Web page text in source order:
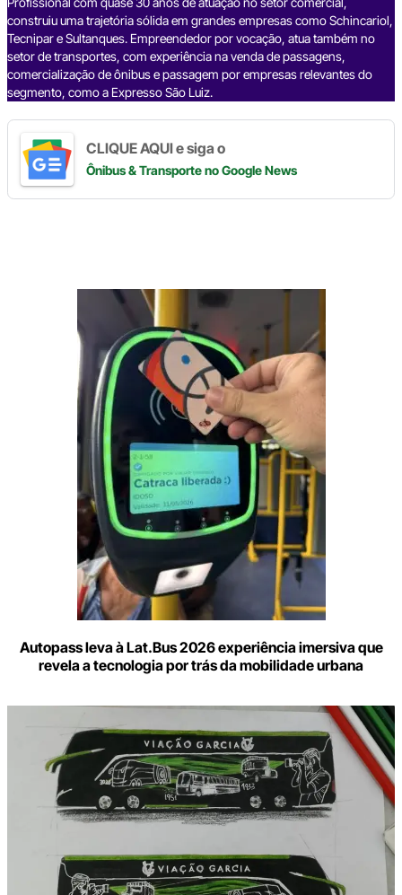
construiu uma trajetória sólida em grandes empresas como Schincariol,
Tecnipar e Sultanques. Empreendedor por vocação, atua também no
setor de transportes, com experiência na venda de passagens,
comercialização de ônibus e passagem por empresas relevantes do
segmento, como a Expresso São Luiz.
CLIQUE AQUI e siga o
Ônibus & Transporteno Google News
Autopass leva à Lat.Bus 2026 experiência imersiva que
revela a tecnologia por trás da mobilidade urbana